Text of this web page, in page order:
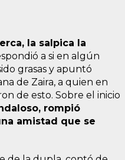
la salpica la
a si en algún
grasas y apuntó
de Zaira, a quien en
de esto. Sobre el inicio
rompió
amistad que se